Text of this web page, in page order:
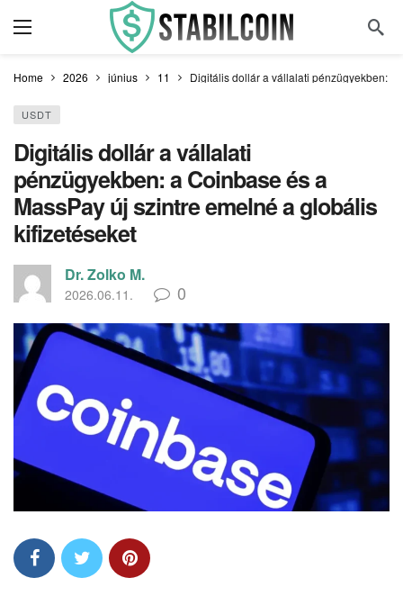
Home 2026 június 11 Digitális dollár a vállalati pénzügyekben: a
USDT
Digitális dollár a vállalati
pénzügyekben: a Coinbase és a
MassPay új szintre emelné a globális
kifizetéseket
Dr. Zolko M.
2026.06.11. 0